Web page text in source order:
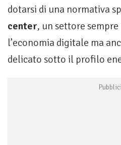
dotarsi di una normativa
center, un settore
l’economia digitale ma
delicato sotto il profilo